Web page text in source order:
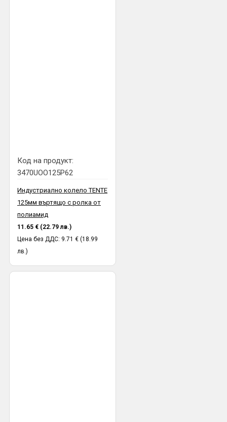
Код на продукт:
3470UOO125P62
Индустриално колело TENTE
125мм въртящо с ролка от
полиамид
11.65 € (22.79 лв.)
Цена без ДДС: 9.71 € (18.99
лв.)